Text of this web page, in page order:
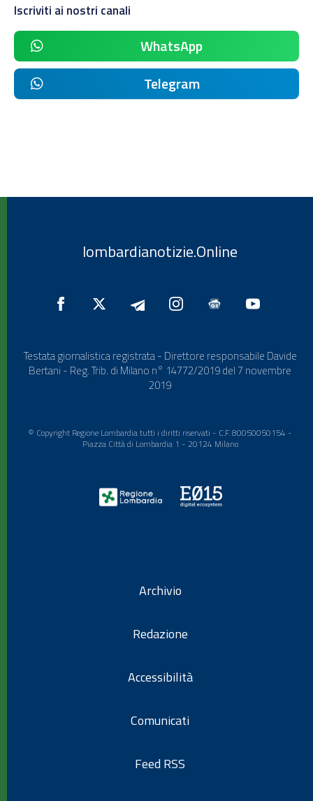
Iscriviti ai nostri canali
WhatsApp
Telegram
lombardianotizie.Online
Testata giornalistica registrata - Direttore responsabile Davide
Bertani - Reg. Trib. di Milano n° 14772/2019 del 7 novembre
2019
© Copyright Regione Lombardia tutti i diritti riservati - C.F. 80050050154 -
Piazza Città di Lombardia 1 - 20124 Milano
Archivio
Redazione
Accessibilità
Comunicati
Feed RSS